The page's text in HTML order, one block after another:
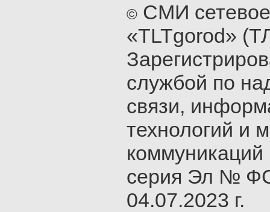
© СМИ
«TLTgorod»
службой по
связи,
технологий и
серия Эл №
04.07.2023 г.